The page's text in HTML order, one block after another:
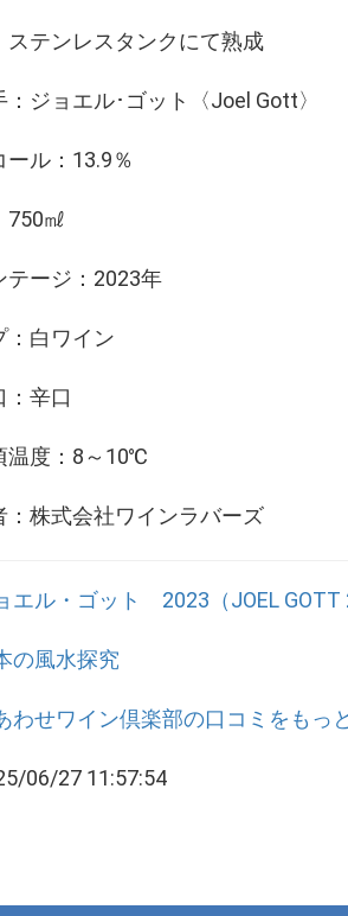
ステンレスタンクにて熟成
：ジョエル･ゴット〈Joel Gott〉
ール：13.9％
750㎖
テージ：2023年
：白ワイン
：辛口
温度：8～10℃
：株式会社ワインラバーズ
エル・ゴット 2023（JOEL GOTT
の風水探究
わせワイン倶楽部の口コミをもっ
06/27 11:57:54